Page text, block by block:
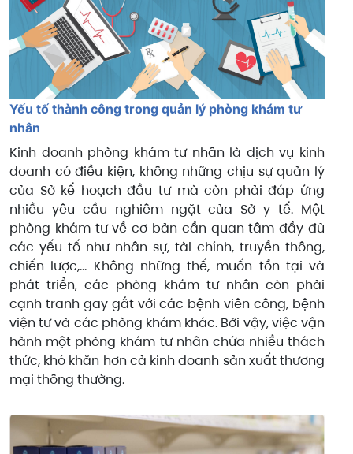
Yếu tố thành công trong quản lý phòng khám tư
nhân
Kinh doanh phòng khám tư nhân là dịch vụ kinh
doanh có điều kiện, không những chịu sự quản lý
của Sở kế hoạch đầu tư mà còn phải đáp ứng
nhiều yêu cầu nghiêm ngặt của Sở y tế. Một
phòng khám tư về cơ bản cần quan tâm đầy đủ
các yếu tố như nhân sự, tài chính, truyền thông,
chiến lược,… Không những thế, muốn tồn tại và
phát triển, các phòng khám tư nhân còn phải
cạnh tranh gay gắt với các bệnh viên công, bệnh
viện tư và các phòng khám khác. Bởi vậy, việc vận
hành một phòng khám tư nhân chứa nhiều thách
thức, khó khăn hơn cả kinh doanh sản xuất thương
mại thông thường.